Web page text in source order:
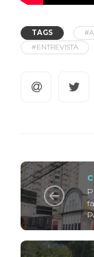
TAGS
#ENTREVISTA